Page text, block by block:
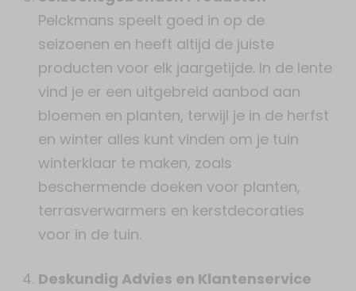
Pelckmans speelt goed in op de
seizoenen en heeft altijd de juiste
producten voor elk jaargetijde. In de lente
vind je er een uitgebreid aanbod aan
bloemen en planten, terwijl je in de herfst
en winter alles kunt vinden om je tuin
winterklaar te maken, zoals
beschermende doeken voor planten,
terrasverwarmers en kerstdecoraties
voor in de tuin.
Deskundig Advies en Klantenservice